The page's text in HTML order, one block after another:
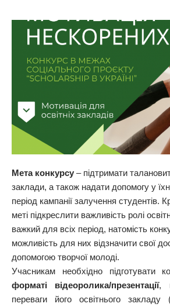
Мета конкурсу – підтримати
заклади, а також надати допомогу у
період кампанії залучення студентів.
меті підкреслити важливість ролі
важкий для всіх період, натомість
можливість для них відзначити свої
допомогою творчої молоді.
Учасникам необхідно підготувати
форматі відеоролика/презентації,
переваги його освітнього